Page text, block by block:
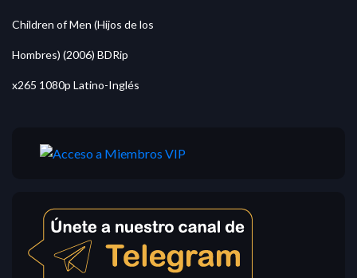
Children of Men (Hijos de los
Hombres) (2006) BDRip
x265 1080p Latino-Inglés